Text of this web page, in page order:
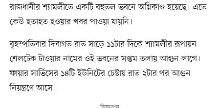
রাজধানীর শ্যামলীতে একটি বহুতল ভবনে অগ্নিকাণ্ড হয়েছে। এতে
কেউ হতাহত হওয়ার খবর পাওয়া যায়নি।
বৃহস্পতিবার দিবাগত রাত সাড়ে ১১টার দিকে শ্যামলীর রূপায়ন–
শেলটেক টাওয়ার নামের ওই ভবনের সপ্তম তলায় আগুন লাগে।
ফায়ার সার্ভিসের ১৪টি ইউনিটের চেষ্টায় রাত ২টার পর আগুন
নিয়ন্ত্রণে আসে।